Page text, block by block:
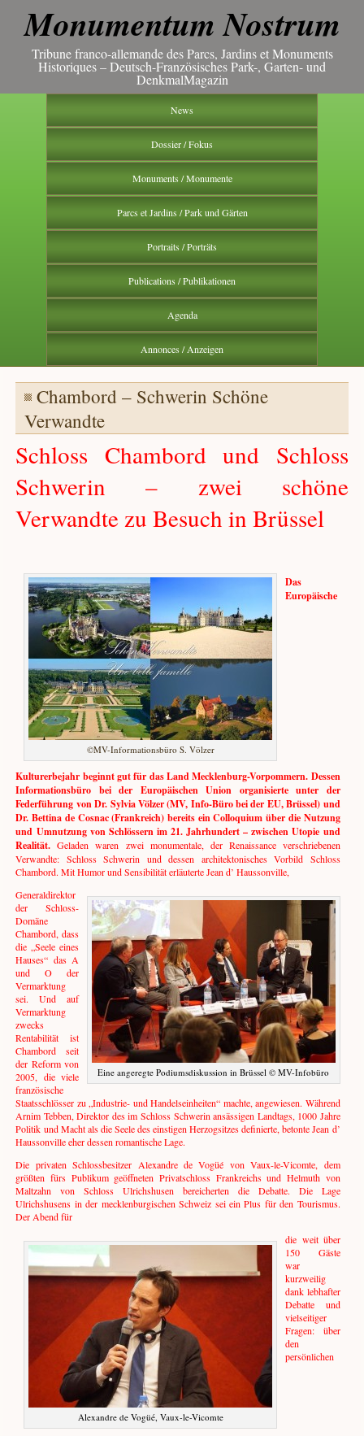
Monumentum Nostrum
Tribune franco-allemande des Parcs, Jardins et Monuments
Historiques – Deutsch-Französisches Park-, Garten- und
DenkmalMagazin
News
Dossier / Fokus
Monuments / Monumente
Parcs et Jardins / Park und Gärten
Portraits / Porträts
Publications / Publikationen
Agenda
Annonces / Anzeigen
Chambord – Schwerin Schöne
Verwandte
Schloss Chambord und Schloss
Schwerin – zwei schöne
Verwandte zu Besuch in Brüssel
©MV-Informationsbüro S. Völzer
Das
Europäische
Kulturerbejahr beginnt gut für das Land Mecklenburg-Vorpommern. Dessen
Informationsbüro bei der Europäischen Union organisierte unter der
Federführung von Dr. Sylvia Völzer (MV, Info-Büro bei der EU, Brüssel) und
Dr. Bettina de Cosnac (Frankreich) bereits ein Colloquium über die Nutzung
und Umnutzung von Schlössern im 21. Jahrhundert – zwischen Utopie und
Realität.Geladen waren zwei monumentale, der Renaissance verschriebenen
Verwandte: Schloss Schwerin und dessen architektonisches Vorbild Schloss
Chambord. Mit Humor und Sensibilität erläuterte Jean d’ Haussonville,
Eine angeregte Podiumsdiskussion in Brüssel © MV-Infobüro
Generaldirektor
der Schloss-
Domäne
Chambord, dass
die „Seele eines
Hauses“ das A
und O der
Vermarktung
sei. Und auf
Vermarktung
zwecks
Rentabilität ist
Chambord seit
der Reform von
2005, die viele
französische
Staatsschlösser zu „Industrie- und Handelseinheiten“ machte, angewiesen. Während
Arnim Tebben, Direktor des im Schloss Schwerin ansässigen Landtags, 1000 Jahre
Politik und Macht als die Seele des einstigen Herzogsitzes definierte, betonte Jean d’
Haussonville eher dessen romantische Lage.
Die privaten Schlossbesitzer Alexandre de Vogüé von Vaux-le-Vicomte, dem
größten fürs Publikum geöffneten Privatschloss Frankreichs und Helmuth von
Maltzahn von Schloss Ulrichshusen bereicherten die Debatte. Die Lage
Ulrichshusens in der mecklenburgischen Schweiz sei ein Plus für den Tourismus.
Der Abend für
Alexandre de Vogüé, Vaux-le-Vicomte
die weit über
150 Gäste
war
kurzweilig
dank lebhafter
Debatte und
vielseitiger
Fragen: über
den
persönlichen